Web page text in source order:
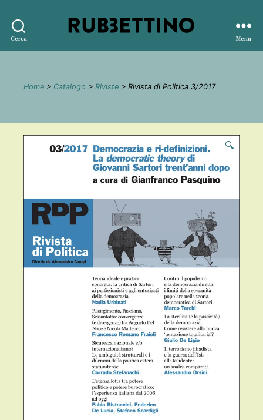
Cerca
editore
Menu
Home > Catalogo > Riviste > Rivista di Politica 3/2017
🔍